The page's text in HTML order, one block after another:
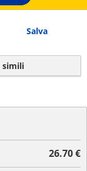
Salva
simili
26.70 €